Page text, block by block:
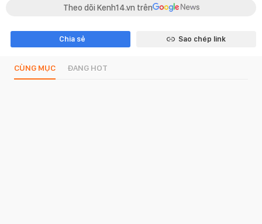
Theo dõi Kenh14.vn trên
Chia sẻ Sao chép link
CÙNG MỤC ĐANG HOT